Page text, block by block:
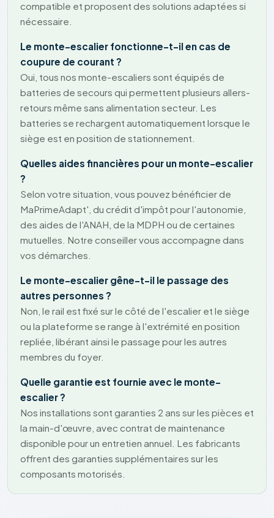
compatible et proposent des solutions adaptées si
nécessaire.
Le monte-escalier fonctionne-t-il en cas de
coupure de courant ?
Oui, tous nos monte-escaliers sont équipés de
batteries de secours qui permettent plusieurs allers-
retours même sans alimentation secteur. Les
batteries se rechargent automatiquement lorsque le
siège est en position de stationnement.
Quelles aides financières pour un monte-escalier
?
Selon votre situation, vous pouvez bénéficier de
MaPrimeAdapt', du crédit d'impôt pour l'autonomie,
des aides de l'ANAH, de la MDPH ou de certaines
mutuelles. Notre conseiller vous accompagne dans
vos démarches.
Le monte-escalier gêne-t-il le passage des
autres personnes ?
Non, le rail est fixé sur le côté de l'escalier et le siège
ou la plateforme se range à l'extrémité en position
repliée, libérant ainsi le passage pour les autres
membres du foyer.
Quelle garantie est fournie avec le monte-
escalier ?
Nos installations sont garanties 2 ans sur les pièces et
la main-d'œuvre, avec contrat de maintenance
disponible pour un entretien annuel. Les fabricants
offrent des garanties supplémentaires sur les
composants motorisés.